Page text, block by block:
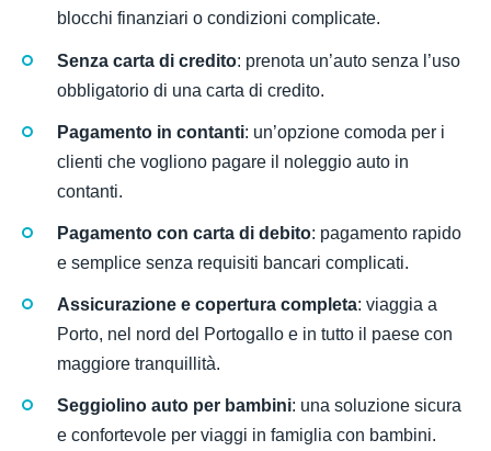
blocchi finanziari o condizioni complicate.
Senza carta di credito: prenota un’auto senza l’uso
obbligatorio di una carta di credito.
Pagamento in contanti: un’opzione comoda per i
clienti che vogliono pagare il noleggio auto in
contanti.
Pagamento con carta di debito: pagamento rapido
e semplice senza requisiti bancari complicati.
Assicurazione e copertura completa: viaggia a
Porto, nel nord del Portogallo e in tutto il paese con
maggiore tranquillità.
Seggiolino auto per bambini: una soluzione sicura
e confortevole per viaggi in famiglia con bambini.